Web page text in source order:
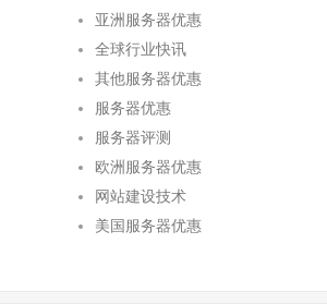
亚洲服务器优惠
全球行业快讯
其他服务器优惠
服务器优惠
服务器评测
欧洲服务器优惠
网站建设技术
美国服务器优惠